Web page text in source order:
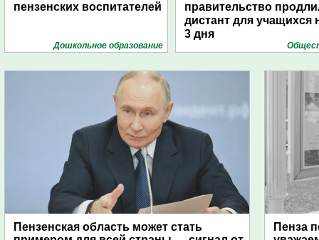
пензенских воспитателей
Дошкольное образование
правительство
дистант для учащихся
3 дня
Пензенская область может стать
Пенза